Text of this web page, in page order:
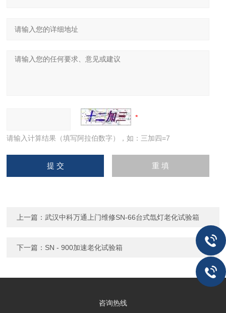
请输入计算结果（填写阿拉伯数字），如：三加四=7
上一篇：武汉中科万通上门维修SN-66台式氙灯老化试验箱
下一篇： SN - 900加速老化试验箱
咨询热线